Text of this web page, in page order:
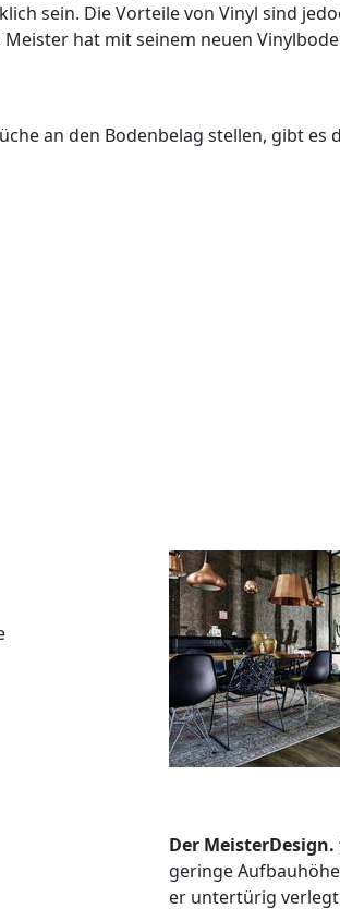
sein. Die Vorteile von Vinyl sind
hat mit seinem neuen
an den Bodenbelag stellen, gibt
Der MeisterDesign.
geringe
er untertürig